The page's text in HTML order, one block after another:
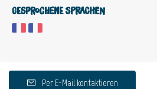
Gesprochene Sprachen
Per E-Mail kontaktieren